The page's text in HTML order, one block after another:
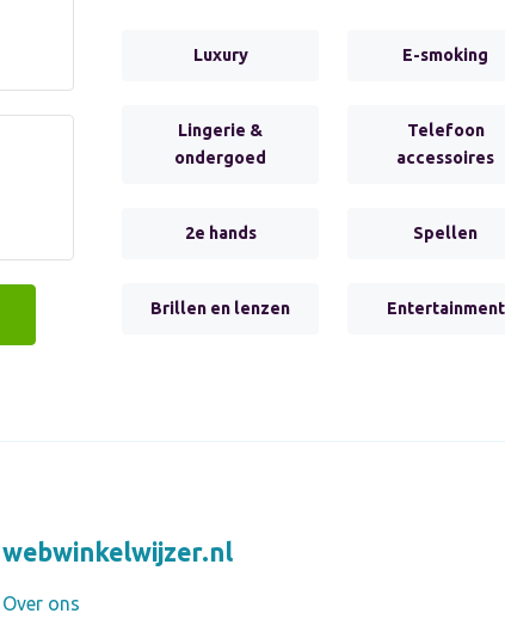
Luxury E-smoking
Lingerie &
ondergoed
Telefoon
accessoires
2e hands Spellen
Brillen en lenzen Entertainment
webwinkelwijzer.nl
Over ons